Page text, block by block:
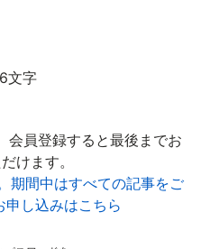
文字
会員登録すると最後までお
けます。
期間中はすべての記事をご
申し込みはこちら